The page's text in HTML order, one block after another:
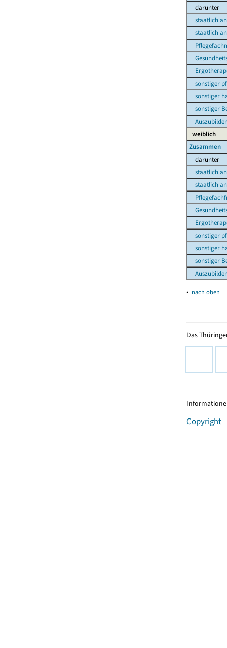
darunter
staatlich
staatlich
sonstiger
sonstiger
sonstiger
weiblich
Zusammen
darunter
staatlich
staatlich
sonstiger
sonstiger
sonstiger
▴ nach oben
Das
Copyright